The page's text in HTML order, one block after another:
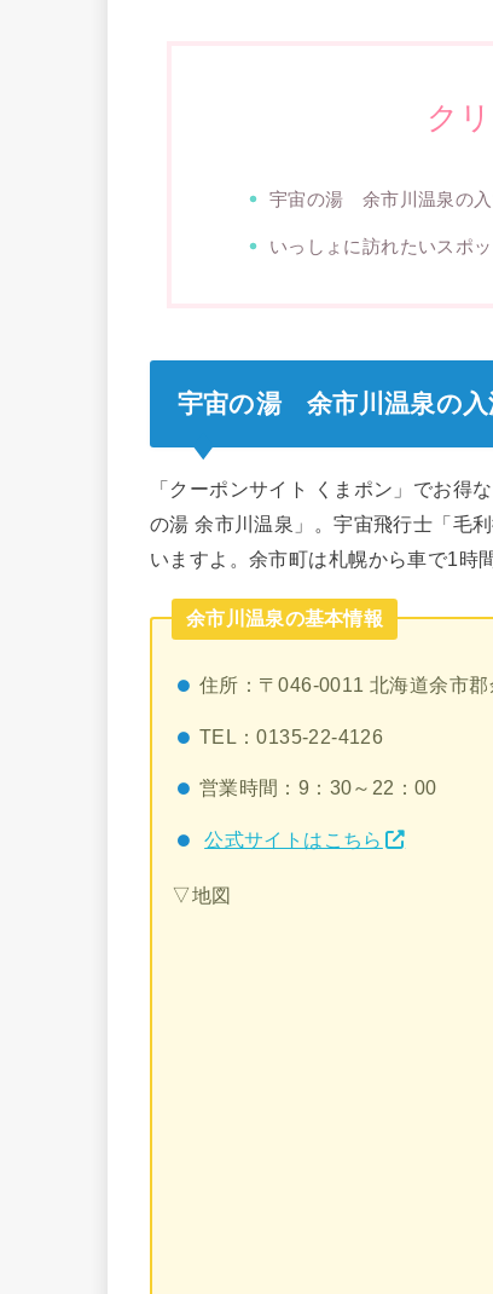
ク
宇宙の湯 余市川温泉の入
いっしょに訪れたいスポッ
宇宙の湯 余市川温泉の入
「クーポンサイト くまポン」でお得
の湯 余市川温泉」。宇宙飛行士「毛
いますよ。余市町は札幌から車で1時
余市川温泉の基本情報
住所：〒046-0011 北海道余市
TEL：0135-22-4126
営業時間：9：30～22：00
公式サイトはこちら
▽地図